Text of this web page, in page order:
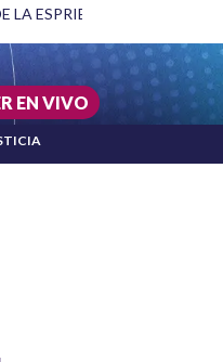
LA ESPRIELLA Y DMG
EN VIVO